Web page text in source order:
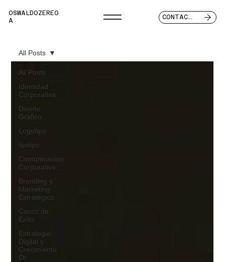
OSWALDOZEREG
A
CONTACTO
All Posts
Identidad
Corporativa
Diseño
Gráfico
Logotipo
Isotipo
Comunicación
Corporativa
Branding y
Marketing
Estratégico
Casos de
Éxito
Estrategia
Digital y
Crecimiento
Or
All Posts